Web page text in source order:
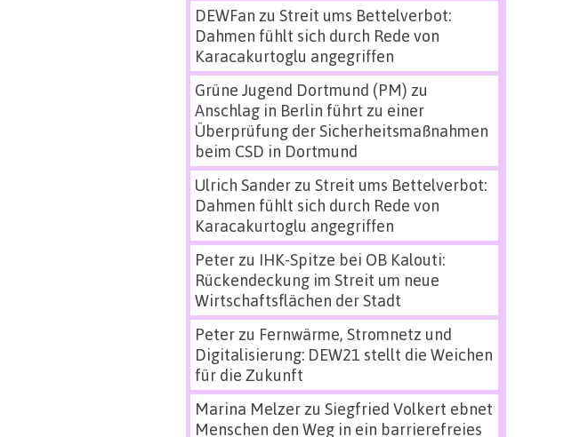
DEWFan zu Streit ums Bettelverbot:
Dahmen fühlt sich durch Rede von
Karacakurtoglu angegriffen
Grüne Jugend Dortmund (PM) zu
Anschlag in Berlin führt zu einer
Überprüfung der Sicherheitsmaßnahmen
beim CSD in Dortmund
Ulrich Sanderzu Streit ums Bettelverbot:
Dahmen fühlt sich durch Rede von
Karacakurtoglu angegriffen
Peterzu IHK-Spitze bei OB Kalouti:
Rückendeckung im Streit um neue
Wirtschaftsflächen der Stadt
Peterzu Fernwärme, Stromnetz und
Digitalisierung: DEW21 stellt die Weichen
für die Zukunft
Marina Melzerzu Siegfried Volkert ebnet
Menschen den Weg in ein barrierefreies